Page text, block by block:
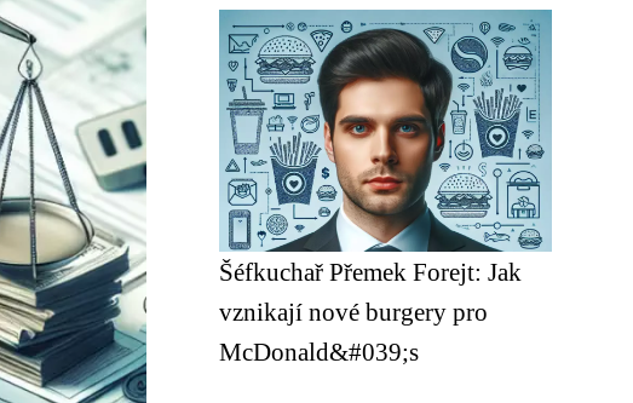
Šéfkuchař Přemek Forejt: Jak
vznikají nové burgery pro
McDonald&#039;s